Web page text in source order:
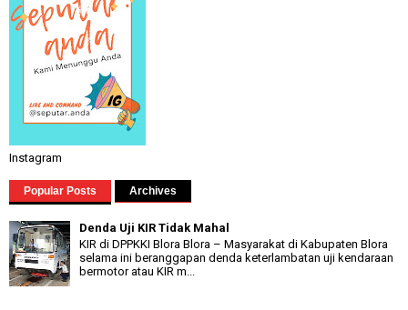
Instagram
Popular Posts Archives
Denda Uji KIR Tidak Mahal
KIR di DPPKKI Blora Blora – Masyarakat di Kabupaten Blora
selama ini beranggapan denda keterlambatan uji kendaraan
bermotor atau KIR m...